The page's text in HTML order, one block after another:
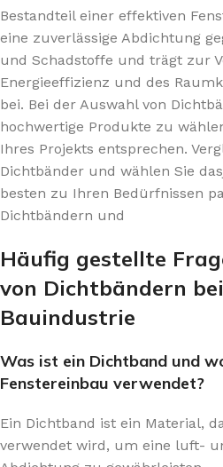
Bestandteil einer effektiven
eine zuverlässige Abdichtung
und Schadstoffe und trägt zur
Energieeffizienz und des
bei. Bei der Auswahl von
hochwertige Produkte zu
Ihres Projekts entsprechen.
Dichtbänder und wählen Sie
besten zu Ihren Bedürfnissen
Dichtbändern und
Häufig gestellte
von Dichtbändern
Bauindustrie
Was ist ein Dichtband und
Fenstereinbau verwendet?
Ein Dichtband ist ein Material,
verwendet wird, um eine luft-